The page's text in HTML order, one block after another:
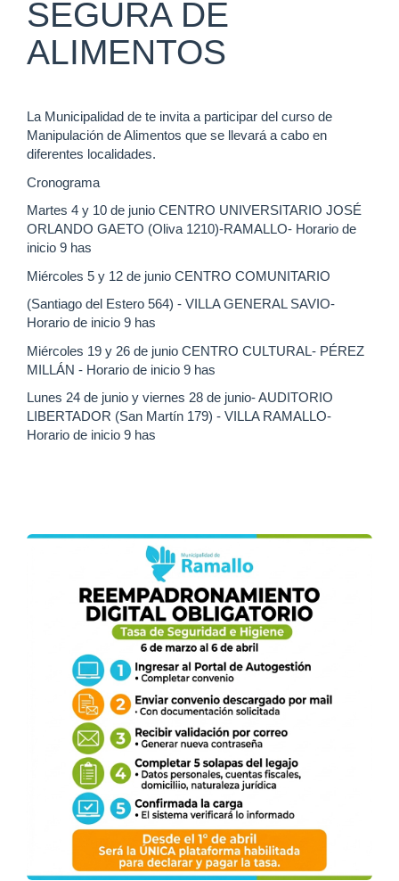
SEGURA DE
ALIMENTOS
La Municipalidad de te invita a participar del curso de
Manipulación de Alimentos que se llevará a cabo en
diferentes localidades.
Cronograma
Martes 4 y 10 de junio CENTRO UNIVERSITARIO JOSÉ
ORLANDO GAETO (Oliva 1210)-RAMALLO- Horario de
inicio 9 has
Miércoles 5 y 12 de junio CENTRO COMUNITARIO
(Santiago del Estero 564) - VILLA GENERAL SAVIO-
Horario de inicio 9 has
Miércoles 19 y 26 de junio CENTRO CULTURAL- PÉREZ
MILLÁN - Horario de inicio 9 has
Lunes 24 de junio y viernes 28 de junio- AUDITORIO
LIBERTADOR (San Martín 179) - VILLA RAMALLO-
Horario de inicio 9 has